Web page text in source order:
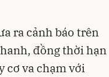
ra cảnh báo trên
đồng thời hạn
cơ va chạm với